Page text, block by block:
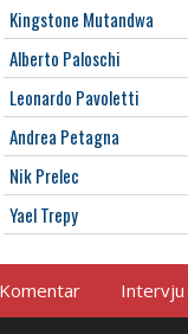
Kingstone Mutandwa
Alberto Paloschi
Leonardo Pavoletti
Andrea Petagna
Nik Prelec
Yael Trepy
Komentar Intervju